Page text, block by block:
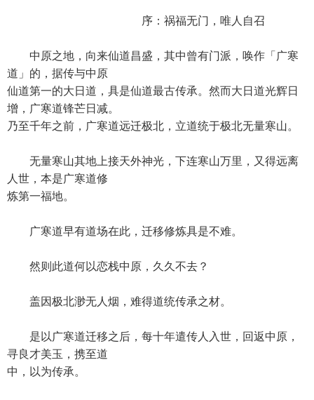
序：祸福无门，唯人自召
中原之地，向来仙道昌盛，其中曾有门派，唤作「广寒
道」的，据传与中原
仙道第一的大日道，具是仙道最古传承。然而大日道光辉日
增，广寒道锋芒日减。
乃至千年之前，广寒道远迁极北，立道统于极北无量寒山。
无量寒山其地上接天外神光，下连寒山万里，又得远离
人世，本是广寒道修
炼第一福地。
广寒道早有道场在此，迁移修炼具是不难。
然则此道何以恋栈中原，久久不去？
盖因极北渺无人烟，难得道统传承之材。
是以广寒道迁移之后，每十年遣传人入世，回返中原，
寻良才美玉，携至道
中，以为传承。